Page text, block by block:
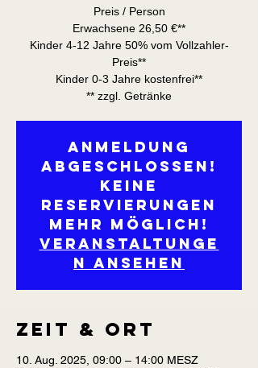
Preis / Person
Erwachsene 26,50 €**
Kinder 4-12 Jahre 50% vom Vollzahler-
Preis**
Kinder 0-3 Jahre kostenfrei**
** zzgl. Getränke
Anmeldung
abgeschlossen!
Keine
Reservierungen
mehr möglich!
Veranstaltunge
n ansehen
Zeit & Ort
10. Aug. 2025, 09:00 – 14:00 MESZ